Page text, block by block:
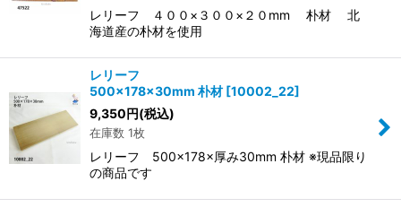
レリーフ ４００×３００×２０mm 朴材 北
海道産の朴材を使用
レリーフ
500×178×30mm 朴材 [10002_22]
9,350円(税込)
在庫数 1枚
レリーフ 500×178×厚み30mm 朴材 ※現品限り
の商品です